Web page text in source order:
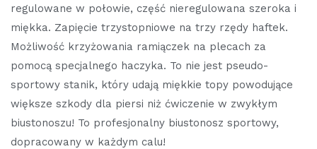
regulowane w połowie, część nieregulowana szeroka i
miękka. Zapięcie trzystopniowe na trzy rzędy haftek.
Możliwość krzyżowania ramiączek na plecach za
pomocą specjalnego haczyka. To nie jest pseudo-
sportowy stanik, który udają miękkie topy powodujące
większe szkody dla piersi niż ćwiczenie w zwykłym
biustonoszu! To profesjonalny biustonosz sportowy,
dopracowany w każdym calu!